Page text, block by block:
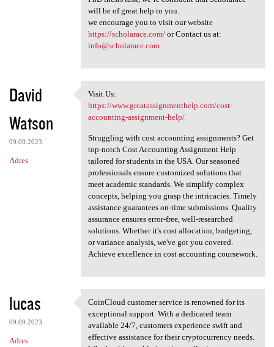
will be of great help to you.
we encourage you to visit our website
https://scholarace.com/or Contact us at:
info@scholarace.com
David
Watson
09.09.2023
Adres
Visit Us: https://www
Visit Us:
https://www.greatassignmenthelp.com/cost-
accounting-assignment-help/
Struggling with cost accounting assignments? Get
top-notch Cost Accounting Assignment Help
tailored for students in the USA. Our seasoned
professionals ensure customized solutions that
meet academic standards. We simplify complex
concepts, helping you grasp the intricacies. Timely
assistance guarantees on-time submissions. Quality
assurance ensures error-free, well-researched
solutions. Whether it's cost allocation, budgeting,
or variance analysis, we've got you covered.
Achieve excellence in cost accounting coursework.
lucas
09.09.2023
Adres
CoinCloud customer service is
CoinCloud customer service is renowned for its
exceptional support. With a dedicated team
available 24/7, customers experience swift and
effective assistance for their cryptocurrency needs.